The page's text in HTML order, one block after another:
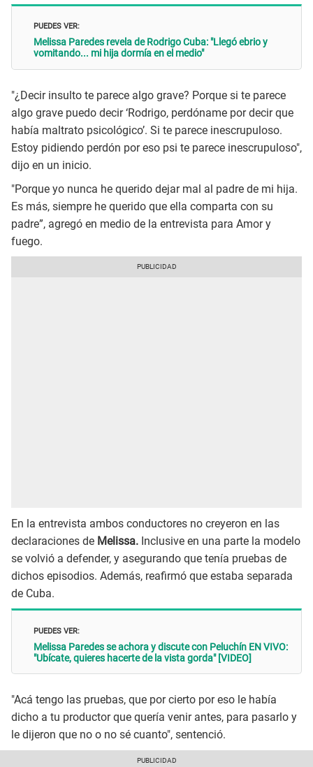
PUEDES VER:
Melissa Paredes revela de Rodrigo Cuba: "Llegó ebrio y
vomitando... mi hija dormía en el medio"
"¿Decir insulto te parece algo grave? Porque si te parece
algo grave puedo decir ‘Rodrigo, perdóname por decir que
había maltrato psicológico’. Si te parece inescrupuloso.
Estoy pidiendo perdón por eso psi te parece inescrupuloso",
dijo en un inicio.
"Porque yo nunca he querido dejar mal al padre de mi hija.
Es más, siempre he querido que ella comparta con su
padre”, agregó en medio de la entrevista para Amor y
fuego.
En la entrevista ambos conductores no creyeron en las
declaraciones de Melissa. Inclusive en una parte la modelo
se volvió a defender, y asegurando que tenía pruebas de
dichos episodios. Además, reafirmó que estaba separada
de Cuba.
PUEDES VER:
Melissa Paredes se achora y discute con Peluchín EN VIVO:
"Ubícate, quieres hacerte de la vista gorda" [VIDEO]
"Acá tengo las pruebas, que por cierto por eso le había
dicho a tu productor que quería venir antes, para pasarlo y
le dijeron que no o no sé cuanto", sentenció.